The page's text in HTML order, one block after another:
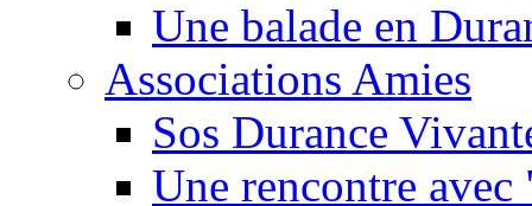
Une balade en
Associations Amies
Sos Durance
Une rencontre